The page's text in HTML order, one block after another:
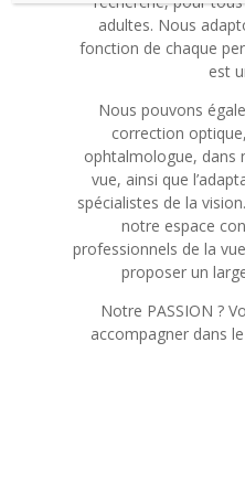
adultes. Nous
fonction de chaque
est
Nous pouvons
correction
ophtalmologue, dans
vue, ainsi que
spécialistes de la
notre espace
professionnels de la
proposer un
Notre PASSION ?
accompagner dans